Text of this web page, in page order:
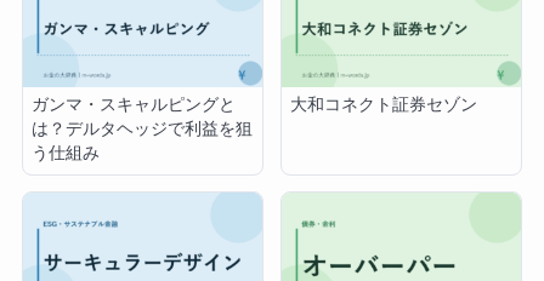
ガンマ・スキャルピングと
は？デルタヘッジで利益を狙
う仕組み
大和コネクト証券セゾン